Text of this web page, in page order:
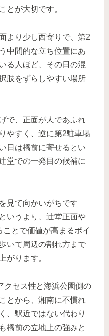
とが大切です。
より少し西寄りで、第2
中間的な立ち位置にあ
る人ほど、その日の混
肢をずらしやすい場所
で、正面が人であふれ
やすく、逆に第2駐車場
日は橋前に寄せるとい
堂での一発目の候補に
見て向かいがちです
いうより、辻堂正面や
とで価値が高まるポイ
いて周辺の割れ方まで
がります。
クセス性と海浜公園側の
とから、湘南に不慣れ
、駅近ではない代わり
橋前の立地上の強みと